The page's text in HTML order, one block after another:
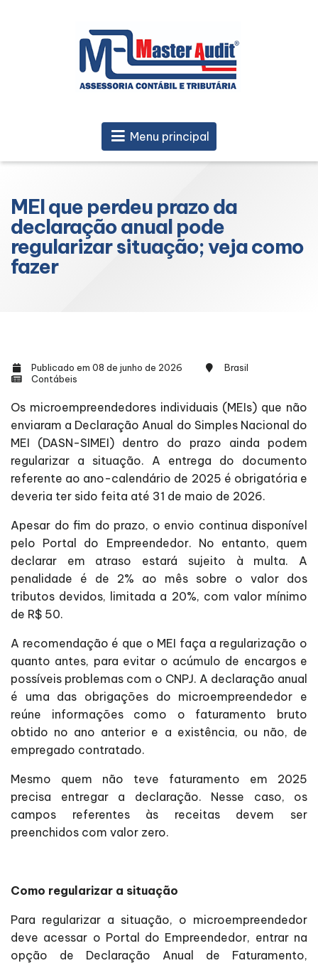
Menu principal
MEI que perdeu prazo da
declaração anual pode
regularizar situação; veja como
fazer
Publicado em 08 de junho de 2026
Brasil
Contábeis
Os microempreendedores individuais (MEIs) que não
enviaram a Declaração Anual do Simples Nacional do
MEI (DASN-SIMEI) dentro do prazo ainda podem
regularizar a situação. A entrega do documento
referente ao ano-calendário de 2025 é obrigatória e
deveria ter sido feita até 31 de maio de 2026.
Apesar do fim do prazo, o envio continua disponível
pelo Portal do Empreendedor. No entanto, quem
declarar em atraso estará sujeito à multa. A
penalidade é de 2% ao mês sobre o valor dos
tributos devidos, limitada a 20%, com valor mínimo
de R$ 50.
A recomendação é que o MEI faça a regularização o
quanto antes, para evitar o acúmulo de encargos e
possíveis problemas com o CNPJ. A declaração anual
é uma das obrigações do microempreendedor e
reúne informações como o faturamento bruto
obtido no ano anterior e a existência, ou não, de
empregado contratado.
Mesmo quem não teve faturamento em 2025
precisa entregar a declaração. Nesse caso, os
campos referentes às receitas devem ser
preenchidos com valor zero.
Como regularizar a situação
Para regularizar a situação, o microempreendedor
deve acessar o Portal do Empreendedor, entrar na
opção de Declaração Anual de Faturamento,